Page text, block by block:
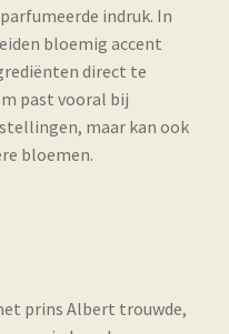
indruk. In
bloemig accent
direct te
past vooral bij
maar kan ook
bloemen.
prins Albert trouwde,